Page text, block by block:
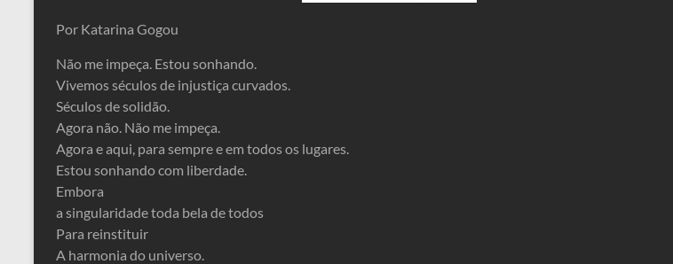
Por Katarina Gogou
Não me impeça. Estou sonhando.
Vivemos séculos de injustiça curvados.
Séculos de solidão.
Agora não. Não me impeça.
Agora e aqui, para sempre e em todos os lugares.
Estou sonhando com liberdade.
Embora
a singularidade toda bela de todos
Para reinstituir
A harmonia do universo.